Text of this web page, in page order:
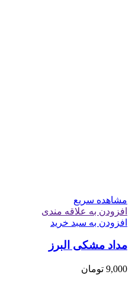
مشاهده سریع
افزودن به علاقه مندی
افزودن به سبد خرید
مداد مشکی البرز
9,000 تومان